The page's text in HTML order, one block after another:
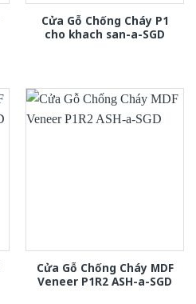
Cửa Gỗ Chống Cháy P1
cho khach san-a-SGD
Cửa Gỗ Chống Cháy MDF
Veneer P1R2 ASH-a-SGD